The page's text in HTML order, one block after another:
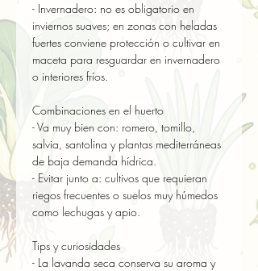
- Invernadero: no es obligatorio en
inviernos suaves; en zonas con heladas
fuertes conviene protección o cultivar en
maceta para resguardar en invernadero
o interiores fríos.
Combinaciones en el huerto
- Va muy bien con: romero, tomillo,
salvia, santolina y plantas mediterráneas
de baja demanda hídrica.
- Evitar junto a: cultivos que requieran
riegos frecuentes o suelos muy húmedos
como lechugas y apio.
Tips y curiosidades
- La lavanda seca conserva su aroma y